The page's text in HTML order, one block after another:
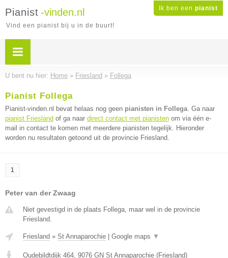
Ik ben een pianist
Pianist -vinden.nl
Vind een pianist bij u in de buurt!
U bent nu hier: Home » Friesland » Follega
Pianist Follega
Pianist-vinden.nl bevat helaas nog geen pianisten in Follega. Ga naar
pianist Friesland of ga naar direct contact met pianisten om via één e-
mail in contact te komen met meerdere pianisten tegelijk. Hieronder
worden nu resultaten getoond uit de provincie Friesland.
1
Peter van der Zwaag
Niet gevestigd in de plaats Follega, maar wel in de provincie
Friesland.
Friesland » St Annaparochie Google maps ▼
Oudebildtdijk 464, 9076 GN St Annaparochie (Friesland)